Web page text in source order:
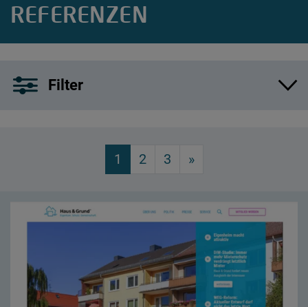
REFERENZEN
Filter
1 2 3 »